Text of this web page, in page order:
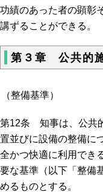
功績のあった者の顕彰
講ずることができる。
第３章 公共的
（整備基準）
第12条 知事は、公共
置並びに設備の整備に
全かつ快適に利用でき
要な基準（以下「整備
めるものとする。